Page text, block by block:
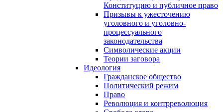
Конституцию и публичное право
Призывы к ужесточению
уголовного и уголовно-
процессуального
законодательства
Символические акции
Теории заговора
Идеология
Гражданское общество
Политический режим
Право
Революция и контрреволюция